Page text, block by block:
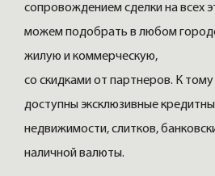
сопровождением сделки на всех
можем подобрать в любом
жилую и коммерческую,
со скидками от партнеров. К
доступны эксклюзивные
недвижимости, слитков,
наличной валюты.